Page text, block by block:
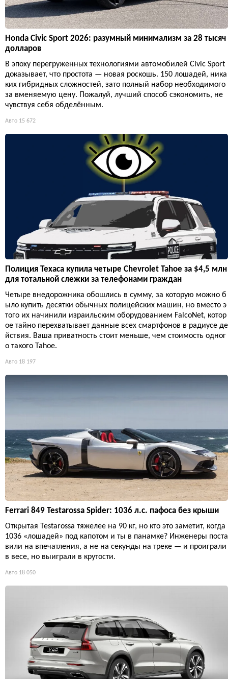
Honda Civic Sport 2026: разумный минимализм за 28 тысяч
долларов
В эпоху перегруженных технологиями автомобилей Civic Sport
доказывает, что простота — новая роскошь. 150 лошадей, ника
ких гибридных сложностей, зато полный набор необходимого
за вменяемую цену. Пожалуй, лучший способ сэкономить, не
чувствуя себя обделённым.
Авто 15 672
Полиция Техаса купила четыре Chevrolet Tahoe за $4,5 млн
для тотальной слежки за телефонами граждан
Четыре внедорожника обошлись в сумму, за которую можно б
ыло купить десятки обычных полицейских машин, но вместо э
того их начинили израильским оборудованием FalcoNet, котор
ое тайно перехватывает данные всех смартфонов в радиусе де
йствия. Ваша приватность стоит меньше, чем стоимость одног
о такого Tahoe.
Авто 18 197
Ferrari 849 Testarossa Spider: 1036 л.с. пафоса без крыши
Открытая Testarossa тяжелее на 90 кг, но кто это заметит, когда
1036 «лошадей» под капотом и ты в панамке? Инженеры поста
вили на впечатления, а не на секунды на треке — и проиграли
в весе, но выиграли в крутости.
Авто 18 050